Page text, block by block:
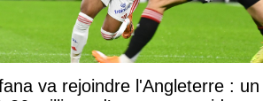
va rejoindre l'Angleterre : un